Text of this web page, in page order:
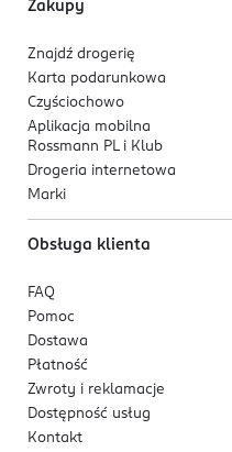
02-884
Warszawa
babies@canpolbabies.com
468580000
PL-Polska
Kod EAN
5 903407 167862
Zakupy
Znajdź drogerię
Karta podarunkowa
Czyściochowo
Aplikacja mobilna
Rossmann PL i Klub
Drogeria internetowa
Marki
Obsługa klienta
FAQ
Pomoc
Dostawa
Płatność
Zwroty i reklamacje
Dostępność usług
Kontakt